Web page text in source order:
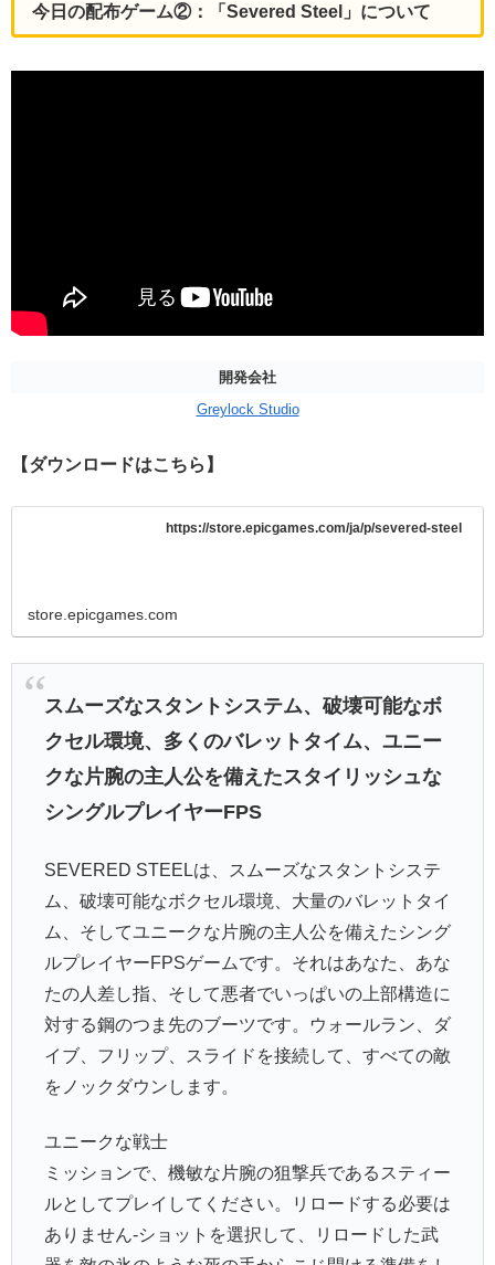
今日の配布ゲーム②：「Severed Steel」について
開発会社
Greylock Studio
【ダウンロードはこちら】
https://store.epicgames.com/ja/p/severed-steel
store.epicgames.com
スムーズなスタントシステム、破壊可能なボ
クセル環境、多くのバレットタイム、ユニー
クな片腕の主人公を備えたスタイリッシュな
シングルプレイヤーFPS
SEVERED STEELは、スムーズなスタントシステ
ム、破壊可能なボクセル環境、大量のバレットタイ
ム、そしてユニークな片腕の主人公を備えたシング
ルプレイヤーFPSゲームです。それはあなた、あな
たの人差し指、そして悪者でいっぱいの上部構造に
対する鋼のつま先のブーツです。ウォールラン、ダ
イブ、フリップ、スライドを接続して、すべての敵
をノックダウンします。
ユニークな戦士
ミッションで、機敏な片腕の狙撃兵であるスティー
ルとしてプレイしてください。リロードする必要は
ありません-ショットを選択して、リロードした武